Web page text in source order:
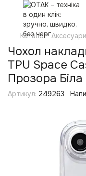
Каталог
Чохол
TPU Space
Прозора
Артикул: 249263